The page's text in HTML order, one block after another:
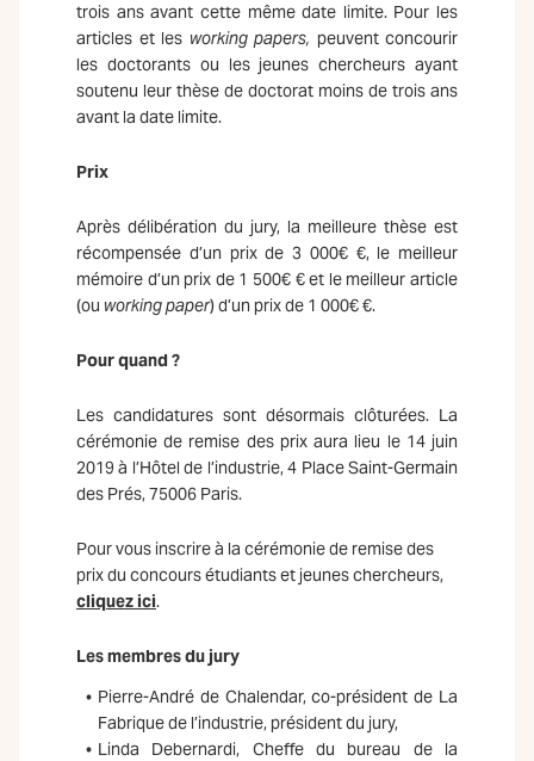
trois ans avant cette même date limite. Pour les
articles et les working papers, peuvent concourir
les doctorants ou les jeunes chercheurs ayant
soutenu leur thèse de doctorat moins de trois ans
avant la date limite.
Prix
Après délibération du jury, la meilleure thèse est
récompensée d’un prix de 3 000€ €, le meilleur
mémoire d’un prix de 1 500€ € et le meilleur article
(ou working paper) d’un prix de 1 000€ €.
Pour quand ?
Les candidatures sont désormais clôturées. La
cérémonie de remise des prix aura lieu le 14 juin
2019 à l’Hôtel de l’industrie, 4 Place Saint-Germain
des Prés, 75006 Paris.
Pour vous inscrire à la cérémonie de remise des
prix du concours étudiants et jeunes chercheurs,
cliquez ici.
Les membres du jury
Pierre-André de Chalendar, co-président de La
Fabrique de l’industrie, président du jury,
Linda Debernardi, Cheffe du bureau de la